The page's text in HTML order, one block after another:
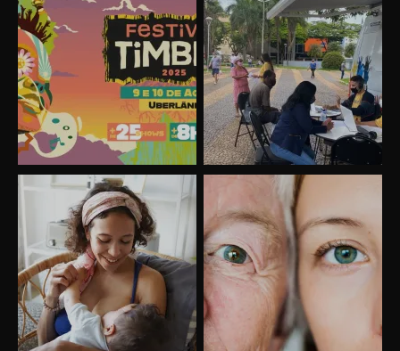
Uberlândia recebe o projeto “Experiência Rio”
no dia 17 de junho
“Vozes pela Vida” celebra 10 anos com show
em Uberlândia